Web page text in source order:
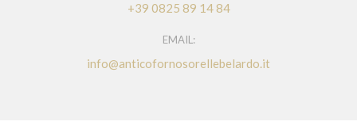
+39 0825 89 14 84
EMAIL:
info@anticofornosorellebelardo.it